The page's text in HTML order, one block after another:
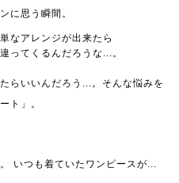
に思う瞬間。
なアレンジが出来たら
ってくるんだろうな...。
らいいんだろう...。そんな悩みを
ト」。
いつも着ていたワンピースが...